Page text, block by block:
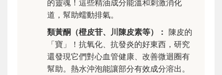
的靈魂！這些精油成分能溫和刺激消化
道，幫助蠕動排氣。
類黃酮（橙皮苷、川陳皮素等）： 陳皮的
「寶」！抗氧化、抗發炎的好東西，研究
還發現它們對心血管健康、改善微迴圈有
幫助。熱水沖泡能讓部分有效成分溶出。